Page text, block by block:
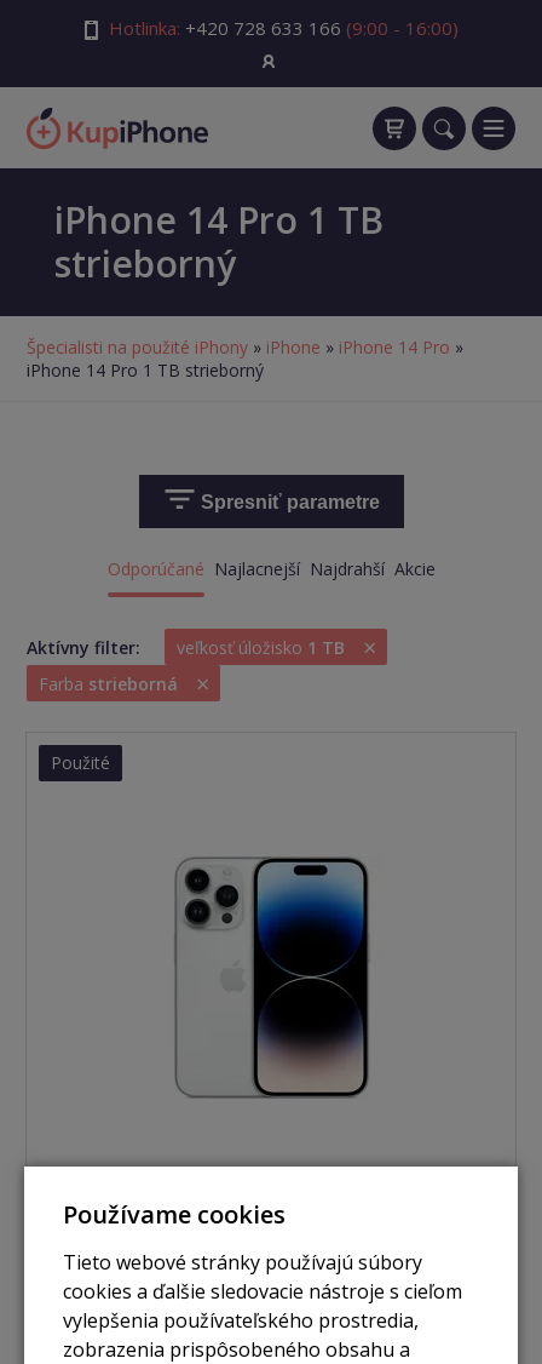
Hotlinka: +420 728 633 166 (9:00 - 16:00)
iPhone 14 Pro 1 TB
strieborný
Špecialisti na použité iPhony » iPhone » iPhone 14 Pro »
iPhone 14 Pro 1 TB strieborný
Spresniť parametre
Odporúčané Najlacnejší Najdrahší Akcie
Aktívny filter: veľkosť úložisko 1 TB ×
Farba strieborná ×
Použité
Zobraziť
Používame cookies
Tieto webové stránky používajú súbory
cookies a ďalšie sledovacie nástroje s cieľom
vylepšenia používateľského prostredia,
zobrazenia prispôsobeného obsahu a